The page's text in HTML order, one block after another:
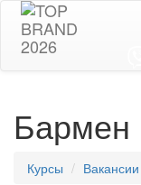
Бармен
Курсы